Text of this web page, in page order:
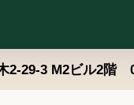
2-29-3 M2ビル2階